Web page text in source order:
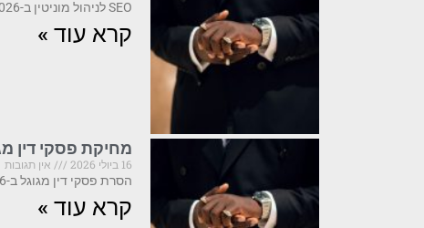
SEO לניהול מוניטין ב-2026: מה קריטי לדעת לפני שהתדמית שלך נפגעת SEO לניהול מוניטין הוא
קרא עוד »
מחיקת פסקי דין
16 ביולי 2026
אין תגובות
הסרת פסקי דין מגוגל ב-2026: מה קריטי לדעת לפני שפועלים פסקי דין המופיעים בתוצאות החיפוש
קרא עוד »